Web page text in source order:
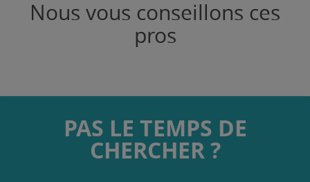
Nous vous conseillons ces
pros
PAS LE TEMPS DE
CHERCHER ?